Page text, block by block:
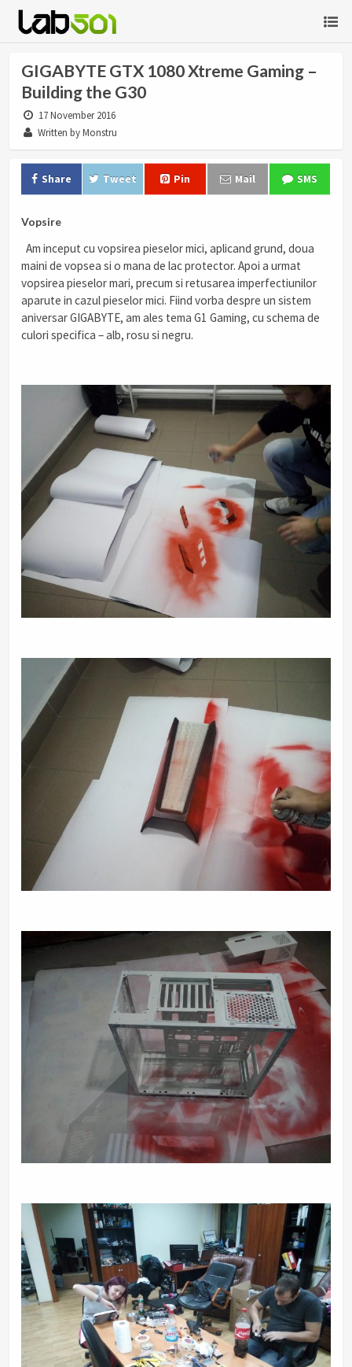
GIGABYTE GTX 1080 Xtreme Gaming –
Building the G30
17 November 2016
Written by Monstru
Share Tweet Pin Mail SMS
Vopsire
Am inceput cu vopsirea pieselor mici, aplicand grund, doua
maini de vopsea si o mana de lac protector. Apoi a urmat
vopsirea pieselor mari, precum si retusarea imperfectiunilor
aparute in cazul pieselor mici. Fiind vorba despre un sistem
aniversar GIGABYTE, am ales tema G1 Gaming, cu schema de
culori specifica – alb, rosu si negru.